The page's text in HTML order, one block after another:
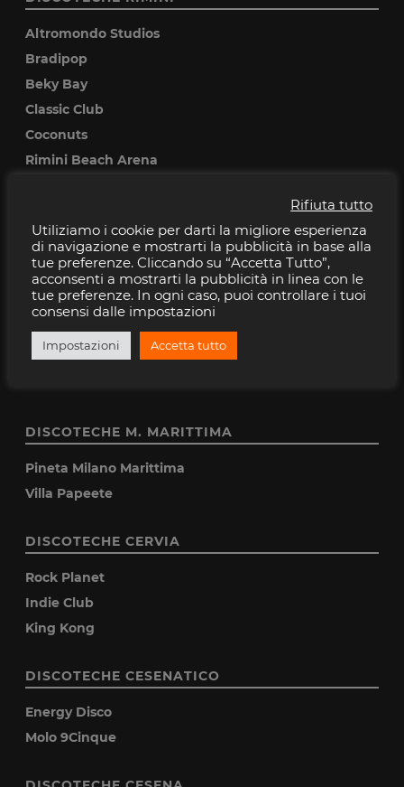
Altromondo Studios
Bradipop
Beky Bay
Classic Club
Coconuts
Rimini Beach Arena
Baia Imperiale
Cocoricò
Pascia
Peter pan
Villa delle Rose
DISCOTECHE M. MARITTIMA
Pineta Milano Marittima
Villa Papeete
DISCOTECHE CERVIA
Rock Planet
Indie Club
King Kong
DISCOTECHE CESENATICO
Energy Disco
Molo 9Cinque
Rifiuta tutto
Utiliziamo i cookie per darti la migliore esperienza
di navigazione e mostrarti la pubblicità in base alla
tue preferenze. Cliccando su “Accetta Tutto”,
acconsenti a mostrarti la pubblicità in linea con le
tue preferenze. In ogni caso, puoi controllare i tuoi
consensi dalle impostazioni
Impostazioni Accetta tutto